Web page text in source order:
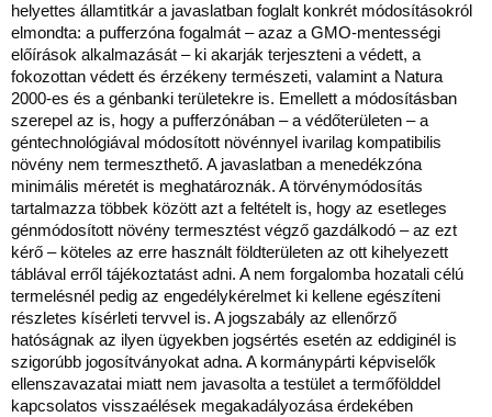
helyettes államtitkár a javaslatban foglalt konkrét módosításokról
elmondta: a pufferzóna fogalmát – azaz a GMO-mentességi
előírások alkalmazását – ki akarják terjeszteni a védett, a
fokozottan védett és érzékeny természeti, valamint a Natura
2000-es és a génbanki területekre is. Emellett a módosításban
szerepel az is, hogy a pufferzónában – a védőterületen – a
géntechnológiával módosított növénnyel ivarilag kompatibilis
növény nem termeszthető. A javaslatban a menedékzóna
minimális méretét is meghatároznák. A törvénymódosítás
tartalmazza többek között azt a feltételt is, hogy az esetleges
génmódosított növény termesztést végző gazdálkodó – az ezt
kérő – köteles az erre használt földterületen az ott kihelyezett
táblával erről tájékoztatást adni. A nem forgalomba hozatali célú
termelésnél pedig az engedélykérelmet ki kellene egészíteni
részletes kísérleti tervvel is. A jogszabály az ellenőrző
hatóságnak az ilyen ügyekben jogsértés esetén az eddiginél is
szigorúbb jogosítványokat adna. A kormánypárti képviselők
ellenszavazatai miatt nem javasolta a testület a termőfölddel
kapcsolatos visszaélések megakadályozása érdekében